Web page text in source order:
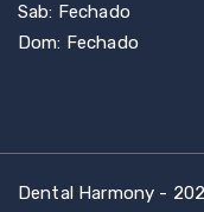
Sab: Fechado
Dom: Fechado
Dental Harmony -